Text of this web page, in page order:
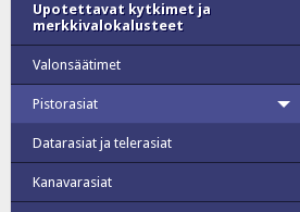
Upotettavat kytkimet ja
merkkivalokalusteet
Valonsäätimet
Pistorasiat
Datarasiat ja telerasiat
Kanavarasiat